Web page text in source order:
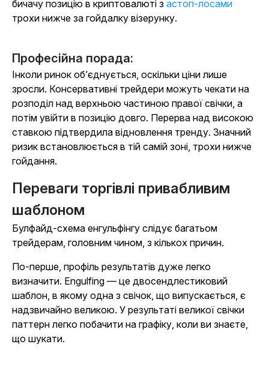
бичачу позицію в криптовалюті з астоп-лосами
трохи нижче за гойдалку візерунку.
Професійна порада:
Інколи ринок об’єднується, оскільки ціни лише
зросли. Консервативні трейдери можуть чекати на
розподіл над верхньою частиною правої свічки, а
потім увійти в позицію довго. Перерва над високою
ставкою підтвердила відновлення тренду. Значний
ризик встановлюється в тій самій зоні, трохи нижче
гойдання.
Переваги торгівлі привабливим
шаблоном
Булфайд-схема енгульфінгу слідує багатьом
трейдерам, головним чином, з кількох причин.
По-перше, профіль результатів дуже легко
визначити. Engulfing — це двосендлестиковий
шаблон, в якому одна з свічок, що випускається, є
надзвичайно великою. У результаті великої свічки
паттерн легко побачити на графіку, коли ви знаєте,
що шукати.